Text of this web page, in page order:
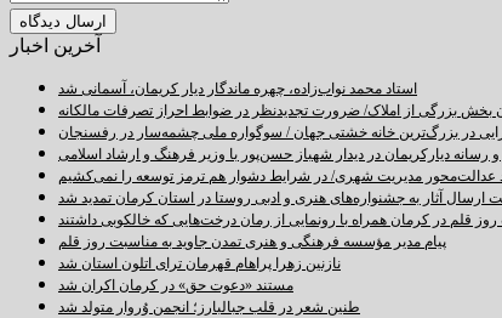
آخرین اخبار
استاد محمد نواب‌زاده، چهره ماندگار دیار کریمان، آسمانی شد
بخش بزرگی از املاک/ ضرورت تجدیدنظر در ضوابط احراز تصرفات مالکانه
در بزرگ‌ترین خانه خشتی جهان / سوگواره ملی چشمه‌سار در رفسنجان
رسانه دیارکریمان در دیدار شهباز حسن‌پور با وزیر فرهنگ و ارشاد اسلامی
عدالت‌محور مدیریت شهری/ در شرایط دشوار هم ترمز توسعه را نمی‌کشیم
ارسال آثار به جشنواره‌های هنری و ادبی روستا در استان کرمان تمدید شد
قلم در کرمان همراه با رونمایی از رمان درخت‌هایی که خالکوبی داشتند
پیام مدیر مؤسسه فرهنگی و هنری تمدن جاوید به مناسبت روز قلم
نازنین زهرا پراهام قهرمان ترای اتلون استان شد
مستند «دعوت حق» در کرمان اکران شد
طنین شعر در قلب جبالبارز؛ انجمن وُروار متولد شد